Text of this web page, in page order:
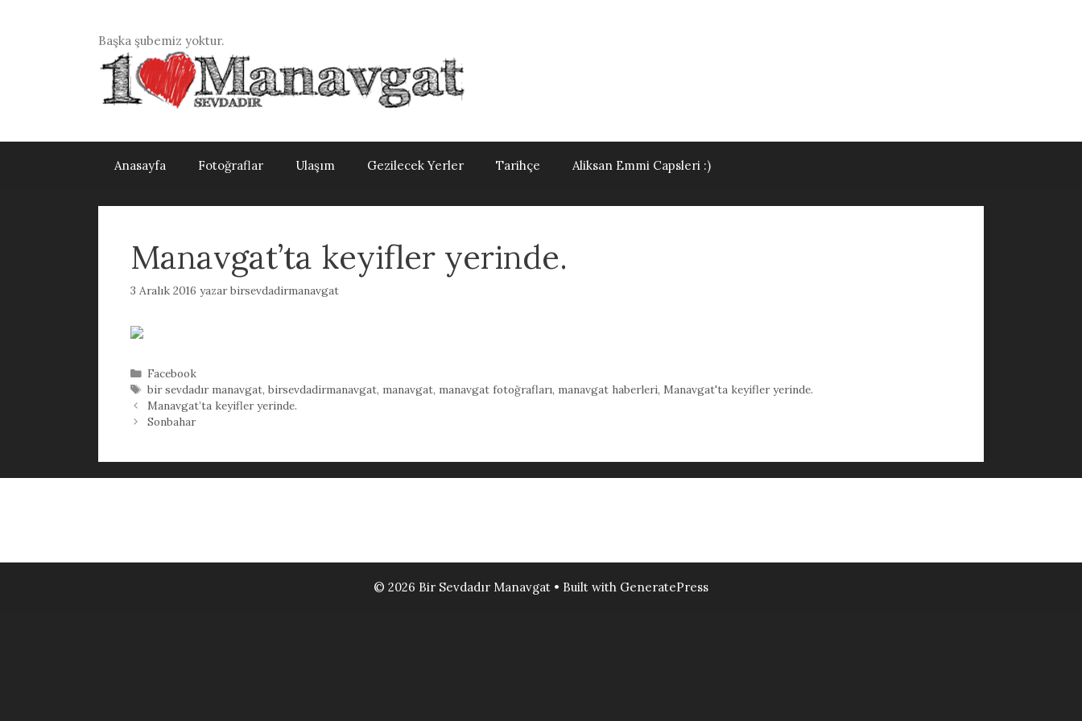
Başka şubemiz yoktur.
Anasayfa Fotoğraflar Ulaşım Gezilecek Yerler Tarihçe Aliksan Emmi Capsleri :)
Manavgat’ta keyifler yerinde.
3 Aralık 2016 yazarbirsevdadirmanavgat
Kategoriler
Facebook
Etiketler
bir sevdadır manavgat,birsevdadirmanavgat, manavgat, manavgat fotoğrafları, manavgat haberleri,Manavgat'ta keyifler yerinde.
Manavgat’ta keyifler yerinde.
Sonbahar
© 2026 Bir Sevdadır Manavgat • Built with GeneratePress